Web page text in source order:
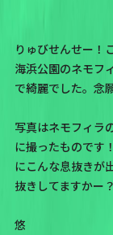
りゅびせんせー！
海浜公園のネモフ
で綺麗でした。念
写真はネモフィラ
に撮ったものです
にこんな息抜きが
抜きしてますかー
悠